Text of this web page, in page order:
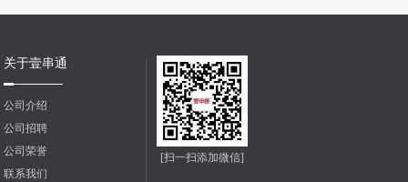
关于壹串通
公司介绍
公司招聘
公司荣誉
联系我们
[扫一扫添加微信]